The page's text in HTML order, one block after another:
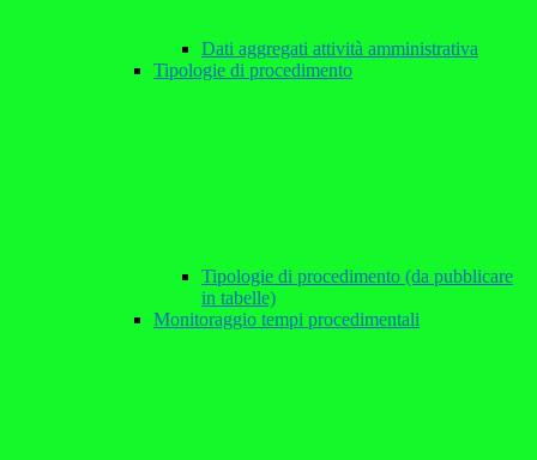
Dati aggregati attività amministrativa
Tipologie di procedimento
Tipologie di procedimento (da pubblicare
in tabelle)
Monitoraggio tempi procedimentali